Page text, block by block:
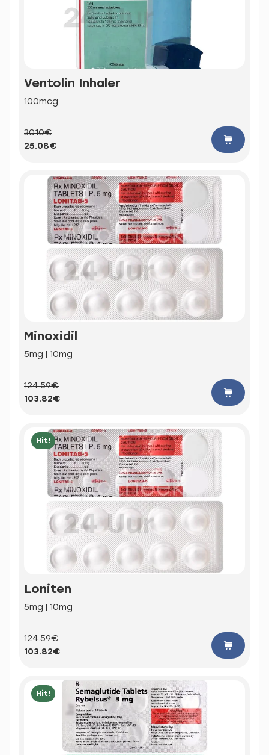
Ventolin Inhaler
100mcg
30.10€
25.08€
Minoxidil
5mg | 10mg
124.59€
103.82€
Hit!
Loniten
5mg | 10mg
124.59€
103.82€
Hit!